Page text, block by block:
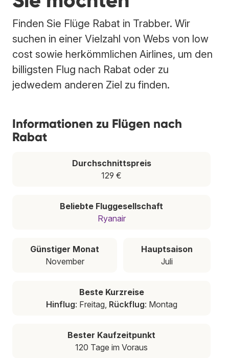
Finden Sie Flüge Rabat in Trabber. Wir
suchen in einer Vielzahl von Webs von low
cost sowie herkömmlichen Airlines, um den
billigsten Flug nach Rabat oder zu
jedwedem anderen Ziel zu finden.
Informationen zu Flügen nach
Rabat
Durchschnittspreis
129 €
Beliebte Fluggesellschaft
Ryanair
Günstiger Monat
November
Hauptsaison
Juli
Beste Kurzreise
Hinflug: Freitag, Rückflug: Montag
Bester Kaufzeitpunkt
120 Tage im Voraus